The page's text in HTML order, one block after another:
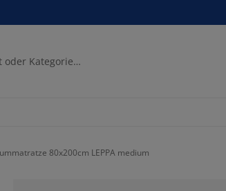
80x200cm LEPPA medium